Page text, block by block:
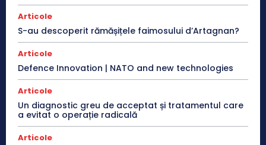
Articole
S-au descoperit rămășițele faimosului d’Artagnan?
Articole
Defence Innovation | NATO and new technologies
Articole
Un diagnostic greu de acceptat și tratamentul care
a evitat o operație radicală
Articole